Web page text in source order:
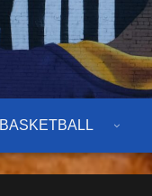
BASKETBALL